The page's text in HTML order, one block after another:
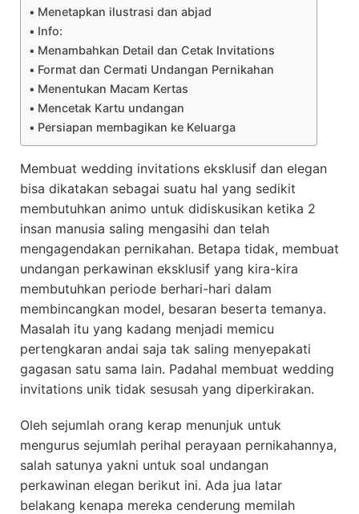
Menetapkan ilustrasi dan abjad
Info:
Menambahkan Detail dan Cetak Invitations
Format dan Cermati Undangan Pernikahan
Menentukan Macam Kertas
Mencetak Kartu undangan
Persiapan membagikan ke Keluarga
Membuat wedding invitations eksklusif dan elegan
bisa dikatakan sebagai suatu hal yang sedikit
membutuhkan animo untuk didiskusikan ketika 2
insan manusia saling mengasihi dan telah
mengagendakan pernikahan. Betapa tidak, membuat
undangan perkawinan eksklusif yang kira-kira
membutuhkan periode berhari-hari dalam
membincangkan model, besaran beserta temanya.
Masalah itu yang kadang menjadi memicu
pertengkaran andai saja tak saling menyepakati
gagasan satu sama lain. Padahal membuat wedding
invitations unik tidak sesusah yang diperkirakan.
Oleh sejumlah orang kerap menunjuk untuk
mengurus sejumlah perihal perayaan pernikahannya,
salah satunya yakni untuk soal undangan
perkawinan elegan berikut ini. Ada jua latar
belakang kenapa mereka cenderung memilah